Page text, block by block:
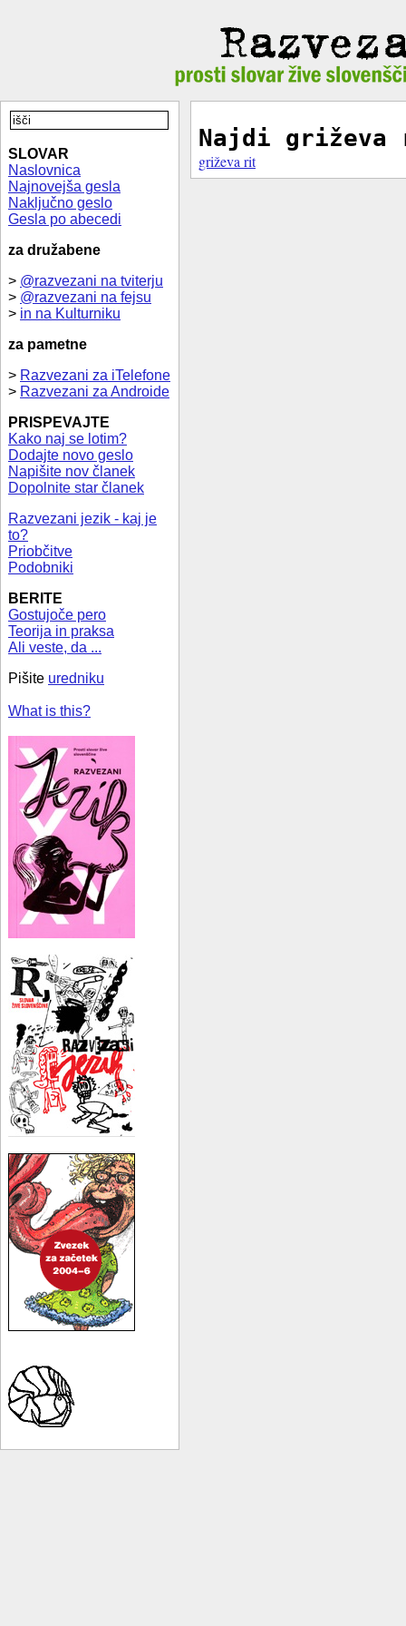
SLOVAR
Naslovnica
Najnovejša gesla
Naključno geslo
Gesla po abecedi
za družabene
> @razvezani na tviterju
> @razvezani na fejsu
> in na Kulturniku
za pametne
> Razvezani za iTelefone
> Razvezani za Androide
PRISPEVAJTE
Kako naj se lotim?
Dodajte novo geslo
Napišite nov članek
Dopolnite star članek
Razvezani jezik - kaj je
to?
Priobčitve
Podobniki
BERITE
Gostujoče pero
Teorija in praksa
Ali veste, da ...
Pišite uredniku
What is this?
Najdi
griževa rit